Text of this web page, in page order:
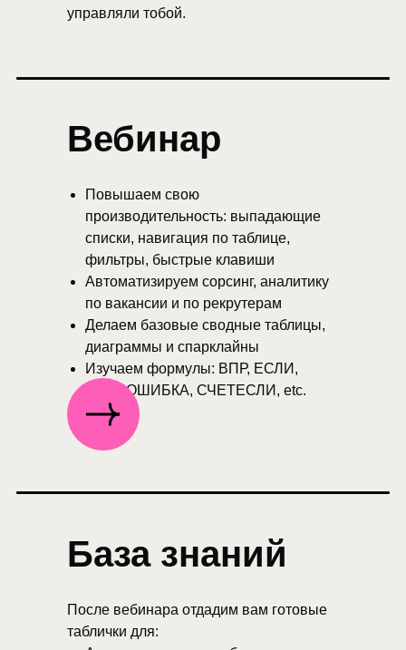
управляли тобой.
Повышаем свою
производительность: выпадающие
списки, навигация по таблице,
фильтры, быстрые клавиши
Автоматизируем сорсинг, аналитику
по вакансии и по рекрутерам
Делаем базовые сводные таблицы,
диаграммы и спарклайны
Изучаем формулы: ВПР, ЕСЛИ,
ЕСЛИОШИБКА, СЧЕТЕСЛИ, etc.
Вебинар
После вебинара отдадим вам готовые
таблички для:
База знаний